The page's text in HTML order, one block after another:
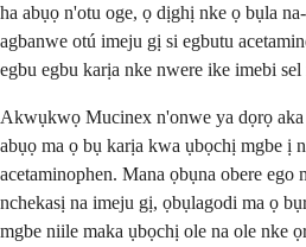
ha abụọ n'otu oge, ọ dịghị nke ọ bụla
agbanwe otú imeju gị si egbutu
egbu egbu karịa nke nwere ike imebi sel
Akwụkwọ Mucinex n'onwe ya dọrọ
abụọ ma ọ bụ karịa kwa ụbọchị mgbe ị
acetaminophen. Mana ọbụna obere ego
nchekasị na imeju gị, ọbụlagodi ma ọ
mgbe niile maka ụbọchị ole na ole nke